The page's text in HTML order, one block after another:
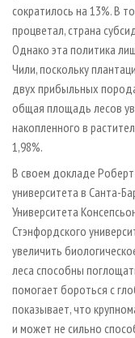
сократилось на 13%. В
процветал, страна
Однако эта политика
Чили, поскольку
двух прибыльных
общая площадь лесов
накопленного в
1,98%.
В своем докладе
университета в Санта-
Университета
Стэнфордского
увеличить
леса способны
помогает бороться с
показывает, что
и может не сильно